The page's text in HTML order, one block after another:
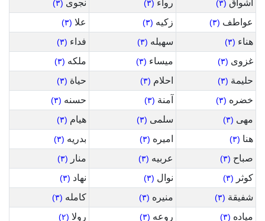
اشواق (٣) رواء (٣) نجوى (٣)
عواطف (٣) زكيه (٣) علا (٣)
هناء (٣) سهيله (٣) فداء (٣)
غزوى (٣) ميساء (٣) ملكه (٣)
حليمة (٣) احلام (٣) حياة (٣)
خضره (٣) آمنة (٣) حسنه (٣)
مهى (٣) سلمى (٣) هيام (٣)
هنا (٣) اميره (٣) بدريه (٣)
صباح (٣) عربيه (٣) منار (٣)
كوثر (٣) نوال (٣) نهاد (٣)
شفيقة (٣) منيره (٣) كامله (٣)
مياده (٣) روعه (٣) رولا (٢)